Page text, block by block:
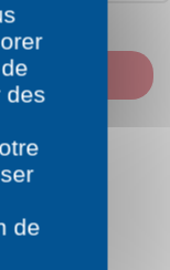
le
des
de